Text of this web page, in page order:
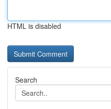
HTML is disabled
Search